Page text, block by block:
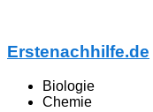
Erstenachhilfe.de
Biologie
Chemie